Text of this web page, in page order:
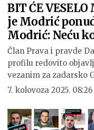
BIT ĆE
je Modrić
Modrić: Neću
Član Prava i pravde
profilu redovito
vezanim za zadarsko
7. kolovoza 2025. 08:26